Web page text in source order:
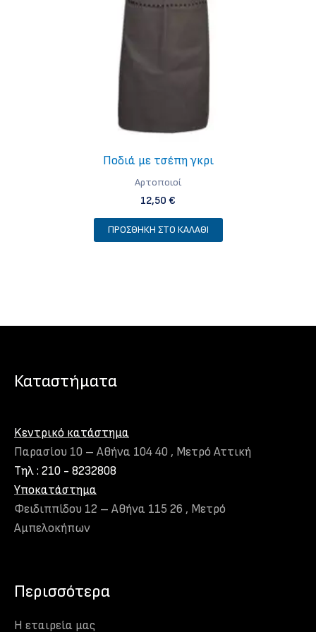
στη
σελίδα
Ποδιά με τσέπη γκρι
Aρτοποιοί
12,50 €
ΠΡΟΣΘΉΚΗ ΣΤΟ ΚΑΛΆΘΙ
Καταστήματα
Kεντρικό κατάστημα
Παρασίου 10 – Αθήνα 104 40 , Μετρό Αττική
Τηλ : 210 - 8232808
Υποκατάστημα
Φειδιππίδου 12 – Αθήνα 115 26 , Μετρό
Αμπελοκήπων
Περισσότερα
Η εταιρεία μας